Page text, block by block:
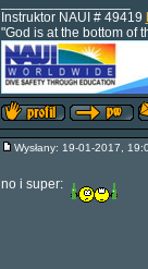
Instruktor NAUI # 49419
"God is at the bottom of
Wysłany: 19-01-2017,
no i super: